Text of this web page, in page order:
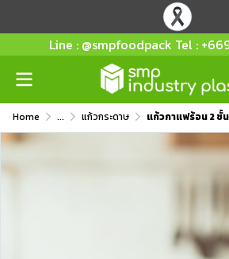
Line : @smpfoodpack Tel :
Home ... แก้วกระดาษ แก้วกาแฟร้อน 2 ชั้น